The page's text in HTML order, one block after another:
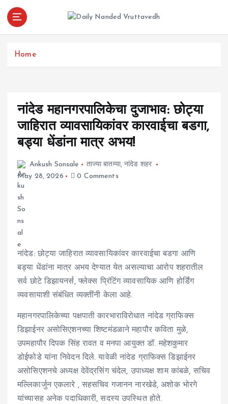
Home
नांदेड महानगरपालिकेचा दुजाभाव: छोट्या
जाहिरात व्यावसायिकांवर कारवाईचा बडगा,
बड्या धेंडांना मात्र अभय!
Ankush Sonsale ताज्या बातम्या,नांदेड शहर
May 28, 2026
0 Comments
नांदेड: छोट्या जाहिरात व्यावसायिकांवर कारवाईचा बडगा आणि
बड्या धेंडांना मात्र अभय देण्यात येत असल्याचा आरोप शहरातील
सर्व छोटे डिझायनर्स, फ्लेक्स प्रिंटिंग व्यावसायिक आणि होर्डिंग
व्यवसायाशी संबंधित व्यक्तींनी केला आहे.
महानगरपालिकेच्या पक्षपाती कारभाराविरोधात नांदेड ग्राफिक्स
डिझाईनर असोसिएशनच्या शिष्टमंडळाने महापौर कविता मुळे,
उपमहापौर दिपक सिंह रावत व मनपा आयुक्त डॉ. महेशकुमार
डोईफोडे यांना निवेदन दिले. यावेळी नांदेड ग्राफिक्स डिझाईनर
असोसिएशनचे अध्यक्ष देवेंद्रसिंग चंदेल, उपाध्यक्ष शाम कांबळे, सचिव
मल्लिकार्जुन एकलारे , सहसचिव गजानन नारखेडे, अशोक भोरगे
यांच्यासह अनेक पदाधिकारी, सदस्य उपस्थित होते.